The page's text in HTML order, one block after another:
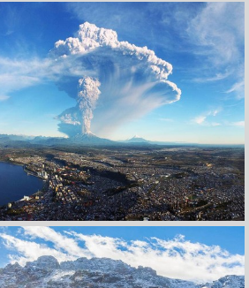
风景雪山4k高清壁纸
风景火山4k图片
立 即 下 载
收 藏